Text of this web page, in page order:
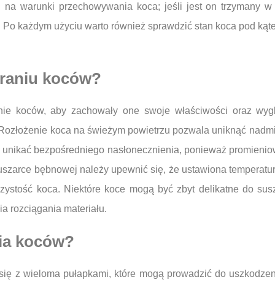
warunki przechowywania koca; jeśli jest on trzymany
każdym użyciu warto również sprawdzić stan koca pod
koców?
koców, aby zachowały one swoje właściwości oraz
koca na świeżym powietrzu pozwala uniknąć
bezpośredniego nasłonecznienia, ponieważ
bębnowej należy upewnić się, że ustawiona
koca. Niektóre koce mogą być zbyt delikatne do
rozciągania materiału.
koców?
z wieloma pułapkami, które mogą prowadzić do